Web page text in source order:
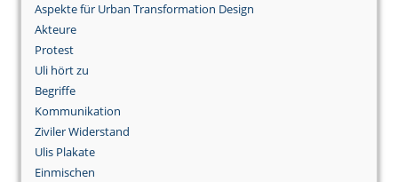
Aspekte für Urban Transformation Design
Akteure
Protest
Uli hört zu
Begriffe
Kommunikation
Ziviler Widerstand
Ulis Plakate
Einmischen